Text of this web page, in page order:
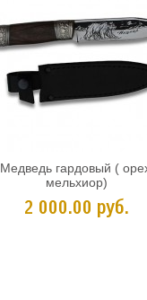
Медведь гардовый (
мельхиор)
2 000.00 руб.